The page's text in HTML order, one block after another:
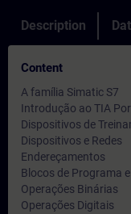
Description
Content
A família Simatic S7
Introdução ao TIA
Dispositivos de
Dispositivos e Redes
Endereçamentos
Blocos de Programa
Operações Binárias
Operações Digitais